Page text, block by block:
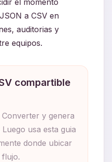
el momento
a CSV en
auditorias y
equipos.
compartible
y genera
usa esta guia
donde ubicar